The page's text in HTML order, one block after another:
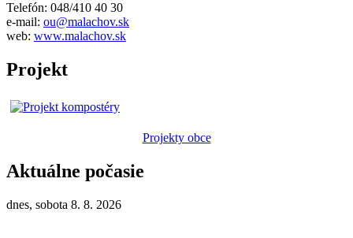
Telefón: 048/410 40 30
e-mail: ou@malachov.sk
web: www.malachov.sk
Projekt
Projekty obce
Aktuálne počasie
dnes, sobota 8. 8. 2026